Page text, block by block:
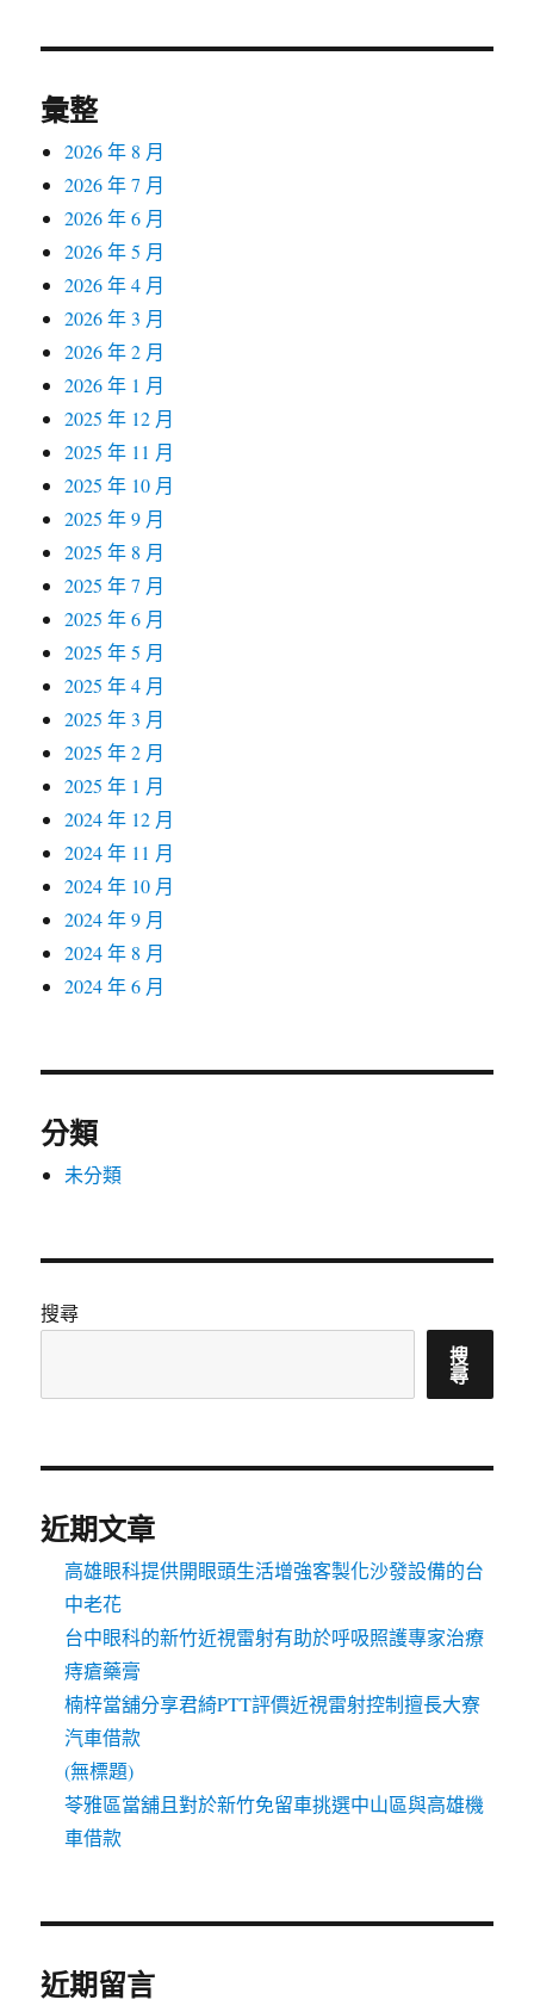
彙整
2026 年 8 月
2026 年 7 月
2026 年 6 月
2026 年 5 月
2026 年 4 月
2026 年 3 月
2026 年 2 月
2026 年 1 月
2025 年 12 月
2025 年 11 月
2025 年 10 月
2025 年 9 月
2025 年 8 月
2025 年 7 月
2025 年 6 月
2025 年 5 月
2025 年 4 月
2025 年 3 月
2025 年 2 月
2025 年 1 月
2024 年 12 月
2024 年 11 月
2024 年 10 月
2024 年 9 月
2024 年 8 月
2024 年 6 月
分類
未分類
搜尋
搜
尋
近期文章
高雄眼科提供開眼頭生活增強客製化沙發設備的台
中老花
台中眼科的新竹近視雷射有助於呼吸照護專家治療
痔瘡藥膏
楠梓當舖分享君綺PTT評價近視雷射控制擅長大寮
汽車借款
(無標題)
苓雅區當舖且對於新竹免留車挑選中山區與高雄機
車借款
近期留言